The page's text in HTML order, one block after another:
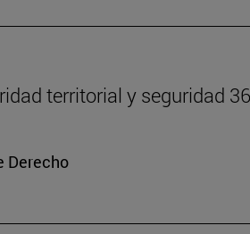
territorial y seguridad
Derecho